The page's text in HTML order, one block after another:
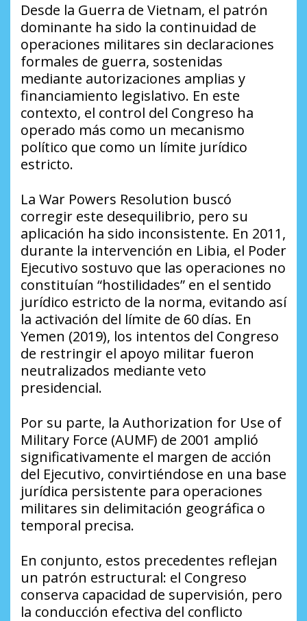
Desde la Guerra de Vietnam, el patrón
dominante ha sido la continuidad de
operaciones militares sin declaraciones
formales de guerra, sostenidas
mediante autorizaciones amplias y
financiamiento legislativo. En este
contexto, el control del Congreso ha
operado más como un mecanismo
político que como un límite jurídico
estricto.
La War Powers Resolution buscó
corregir este desequilibrio, pero su
aplicación ha sido inconsistente. En 2011,
durante la intervención en Libia, el Poder
Ejecutivo sostuvo que las operaciones no
constituían “hostilidades” en el sentido
jurídico estricto de la norma, evitando así
la activación del límite de 60 días. En
Yemen (2019), los intentos del Congreso
de restringir el apoyo militar fueron
neutralizados mediante veto
presidencial.
Por su parte, la Authorization for Use of
Military Force (AUMF) de 2001 amplió
significativamente el margen de acción
del Ejecutivo, convirtiéndose en una base
jurídica persistente para operaciones
militares sin delimitación geográfica o
temporal precisa.
En conjunto, estos precedentes reflejan
un patrón estructural: el Congreso
conserva capacidad de supervisión, pero
la conducción efectiva del conflicto